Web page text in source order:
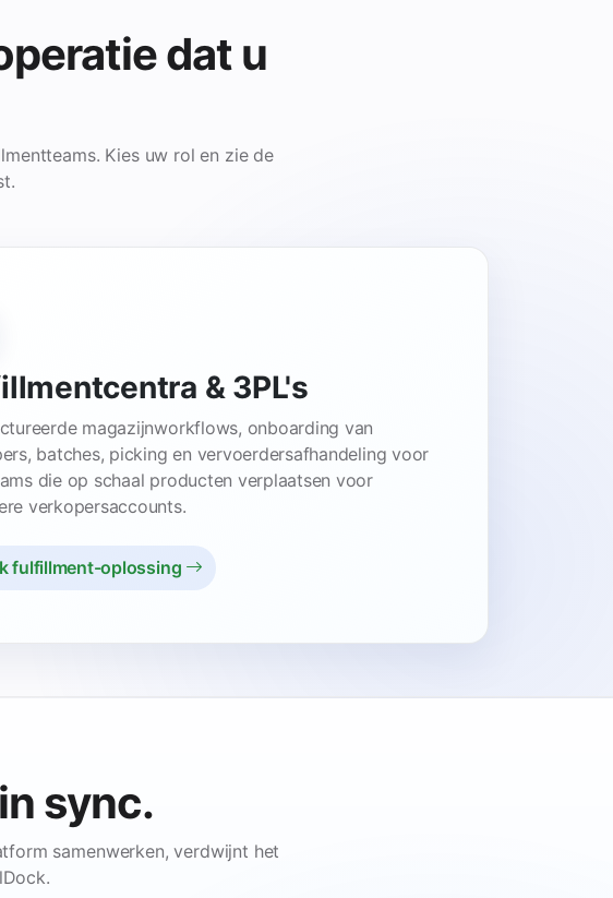
dat u
Kies uw rol en zie de
& 3PL's
magazijnworkflows, onboarding van
batches, picking en vervoerdersafhandeling voor
die op schaal producten verplaatsen voor
verkopersaccounts.
fulfillment-oplossing
sync.
samenwerken, verdwijnt het